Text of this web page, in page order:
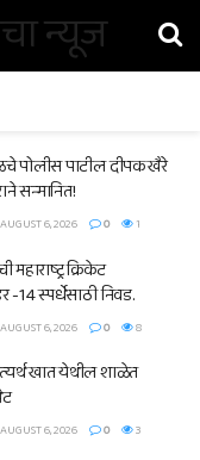
पोलीस पाटील दीपक खैरे
सन्मानित!
AUGUST 6, 2026 0 1
क्रिकेट
स्पर्धेसाठी निवड.
AUGUST 6, 2026 0 8
खात येथील शाळेत
AUGUST 6, 2026 0 3